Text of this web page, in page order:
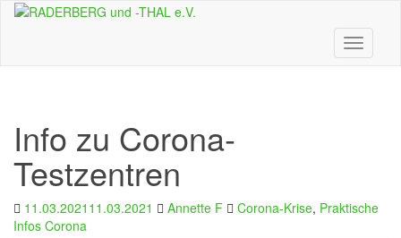
Skip
content
Toggle
Info zu Corona-
Testzentren
11.03.2021 11.03.2021 Annette F Corona-Krise, Praktische
Infos Corona